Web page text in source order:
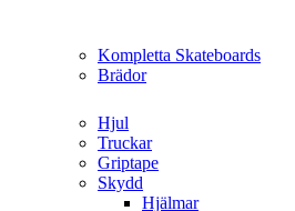
Kompletta Skateboards
Brädor
Hjul
Truckar
Griptape
Skydd
Hjälmar